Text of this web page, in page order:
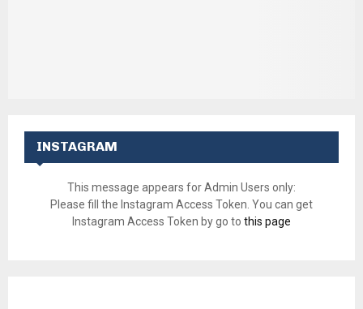
INSTAGRAM
This message appears for Admin Users only:
Please fill the Instagram Access Token. You can get
Instagram Access Token by go to this page